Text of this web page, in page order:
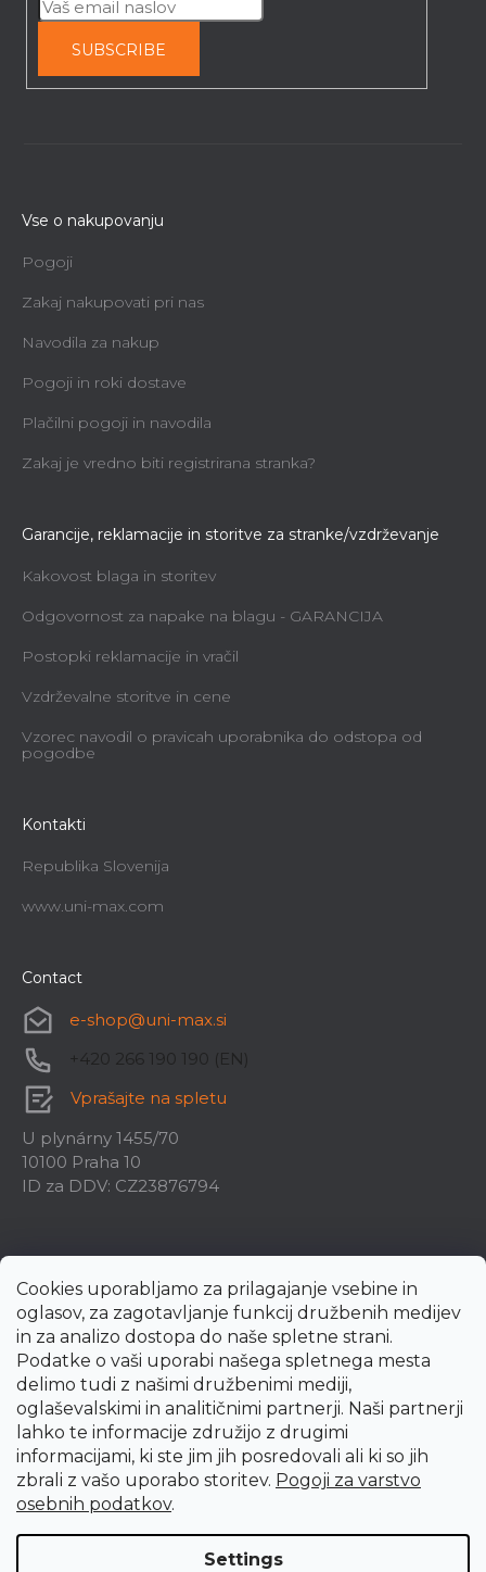
Cookies uporabljamo za prilagajanje vsebine in
oglasov, za zagotavljanje funkcij družbenih medijev
in za analizo dostopa do naše spletne strani.
Podatke o vaši uporabi našega spletnega mesta
delimo tudi z našimi družbenimi mediji,
oglaševalskimi in analitičnimi partnerji. Naši partnerji
lahko te informacije združijo z drugimi
informacijami, ki ste jim jih posredovali ali ki so jih
zbrali z vašo uporabo storitev. Pogoji za varstvo
osebnih podatkov.
Settings
SUBSCRIBE
Vse o nakupovanju
Pogoji
Zakaj nakupovati pri nas
Navodila za nakup
Pogoji in roki dostave
Plačilni pogoji in navodila
Zakaj je vredno biti registrirana stranka?
Garancije, reklamacije in storitve za stranke/vzdrževanje
Kakovost blaga in storitev
Odgovornost za napake na blagu - GARANCIJA
Postopki reklamacije in vračil
Vzdrževalne storitve in cene
Vzorec navodil o pravicah uporabnika do odstopa od
pogodbe
Kontakti
Republika Slovenija
www.uni-max.com
Contact
e-shop@uni-max.si
+420 266 190 190 (EN)
Vprašajte na spletu
U plynárny 1455/70
10100 Praha 10
ID za DDV: CZ23876794
Created by Shoptet Premium
settings